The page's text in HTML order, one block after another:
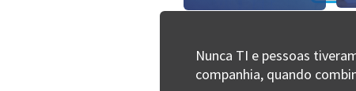
Nunca TI e pessoas
companhia, quando